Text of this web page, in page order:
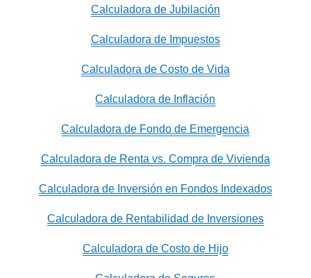
Calculadora de Jubilación
Calculadora de Impuestos
Calculadora de Costo de Vida
Calculadora de Inflación
Calculadora de Fondo de Emergencia
Calculadora de Renta vs. Compra de Vivienda
Calculadora de Inversión en Fondos Indexados
Calculadora de Rentabilidad de Inversiones
Calculadora de Costo de Hijo